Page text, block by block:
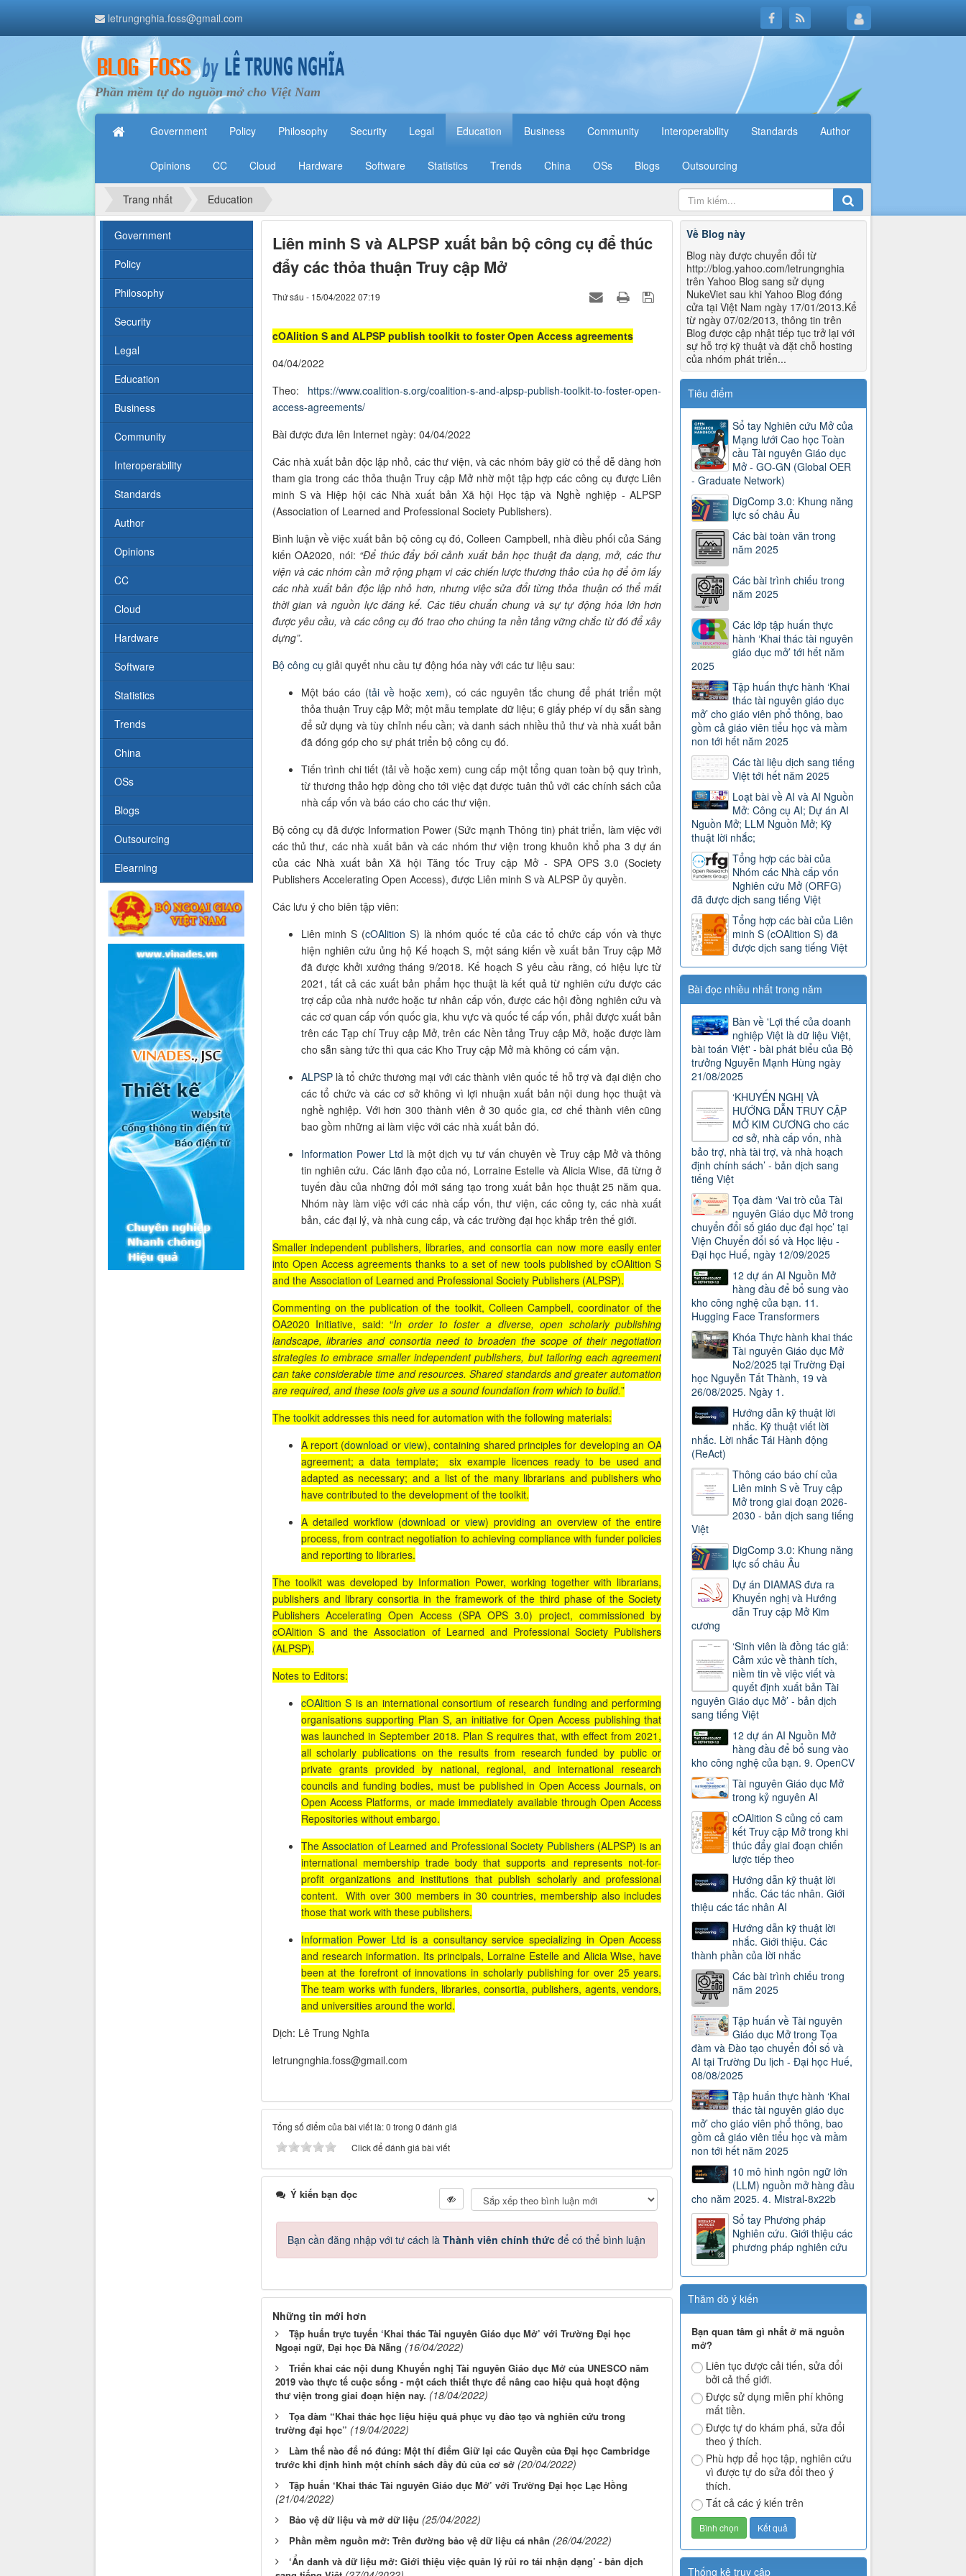
letrungnghia.foss@gmail.com
Phần mềm tự do nguồn mở cho Việt Nam
Government Policy Philosophy Security Legal Education Business Community Interoperability Standards Author
Opinions CC Cloud Hardware Software Statistics Trends China OSs Blogs Outsourcing
Trang nhất Education
Liên minh S và ALPSP xuất bản bộ công cụ để thúc
đẩy các thỏa thuận Truy cập Mở
Thứ sáu - 15/04/2022 07:19
cOAlition S and ALPSP publish toolkit to foster Open Access agreements
04/04/2022
Theo: https://www.coalition-s.org/coalition-s-and-alpsp-publish-toolkit-to-foster-open-
access-agreements/
Bài được đưa lên Internet ngày: 04/04/2022
Các nhà xuất bản độc lập nhỏ, các thư viện, và các nhóm bây giờ có thể dễ dàng hơn
tham gia trong các thỏa thuận Truy cập Mở nhờ một tập hợp các công cụ được Liên
minh S và Hiệp hội các Nhà xuất bản Xã hội Học tập và Nghề nghiệp - ALPSP
(Association of Learned and Professional Society Publishers).
Bình luận về việc xuất bản bộ công cụ đó, Colleen Campbell, nhà điều phối của Sáng
kiến OA2020, nói: “Để thúc đẩy bối cảnh xuất bản học thuật đa dạng, mở, các thư
viện và các nhóm cần mở rộng phạm vi các chiến lược thương thảo của họ để ôm lấy
các nhà xuất bản độc lập nhỏ hơn, nhưng việc sửa đổi từng thỏa thuận có thể mất
thời gian và nguồn lực đáng kể. Các tiêu chuẩn chung và sự tự động hóa lớn hơn
được yêu cầu, và các công cụ đó trao cho chúng ta nền tảng vững chắc từ đó đểxây
dựng”.
Bộ công cụ giải quyết nhu cầu tự động hóa này với các tư liệu sau:
Một báo cáo (tải vềhoặc xem), có các nguyên tắc chung để phát triển một
thỏa thuận Truy cập Mở; một mẫu template dữ liệu; 6 giấy phép ví dụ sẵn sàng
để sử dụng và tùy chỉnh nếu cần; và danh sách nhiều thủ thư và nhà xuất bản
đã đóng góp cho sự phát triển bộ công cụ đó.
Tiến trình chi tiết (tải về hoặc xem) cung cấp một tổng quan toàn bộ quy trình,
từ thương thảo hợp đồng cho tới việc đạt được tuân thủ với các chính sách của
nhà cấp vốn và báo cáo cho các thư viện.
Bộ công cụ đã được Information Power (Sức mạnh Thông tin) phát triển, làm việc với
các thủ thư, các nhà xuất bản và các nhóm thư viện trong khuôn khổ pha 3 dự án
của các Nhà xuất bản Xã hội Tăng tốc Truy cập Mở - SPA OPS 3.0 (Society
Publishers Accelerating Open Access), được Liên minh S và ALPSP ủy quyền.
Các lưu ý cho biên tập viên:
Liên minh S (cOAlition S) là nhóm quốc tế của các tổ chức cấp vốn và thực
hiện nghiên cứu ủng hộ Kế hoạch S, một sáng kiến về xuất bản Truy cập Mở
đã được khởi xướng tháng 9/2018. Kế hoạch S yêu cầu rằng, có hiệu lực từ
2021, tất cả các xuất bản phẩm học thuật là kết quả từ nghiên cứu được các
trợ cấp của nhà nước hoặc tư nhân cấp vốn, được các hội đồng nghiên cứu và
các cơ quan cấp vốn quốc gia, khu vực và quốc tế cấp vốn, phải được xuất bản
trên các Tạp chí Truy cập Mở, trên các Nền tảng Truy cập Mở, hoặc được làm
cho sẵn sàng tức thì qua các Kho Truy cập Mở mà không có cấm vận.
ALPSPlà tổ chức thương mại với các thành viên quốc tế hỗ trợ và đại diện cho
các tổ chức và các cơ sở không vì lợi nhuận xuất bản nội dung học thuật và
nghề nghiệp. Với hơn 300 thành viên ở 30 quốc gia, cơ chế thành viên cũng
bao gồm những ai làm việc với các nhà xuất bản đó.
Information Power Ltd là một dịch vụ tư vấn chuyên về Truy cập Mở và thông
tin nghiên cứu. Các lãnh đạo của nó, Lorraine Estelle và Alicia Wise, đã từng ở
tuyến đầu của những đổi mới sáng tạo trong xuất bản học thuật 25 năm qua.
Nhóm này làm việc với các nhà cấp vốn, thư viện, các công ty, các nhà xuất
bản, các đại lý, và nhà cung cấp, và các trường đại học khắp trên thế giới.
Smaller independent publishers, libraries, and consortia can now more easily enter
into Open Access agreements thanks to a set of new tools published by cOAlition S
and the Association of Learned and Professional Society Publishers (ALPSP).
Commenting on the publication of the toolkit, Colleen Campbell, coordinator of the
OA2020 Initiative, said: “In order to foster a diverse, open scholarly publishing
landscape, libraries and consortia need to broaden the scope of their negotiation
strategies to embrace smaller independent publishers, but tailoring each agreement
can take considerable time and resources. Shared standards and greater automation
are required, and these tools give us a sound foundation from which to build.”
The toolkitaddresses this need for automation with the following materials:
A report (download orview), containing shared principles for developing an OA
agreement; a data template; six example licences ready to be used and
adapted as necessary; and a list of the many librarians and publishers who
have contributed to the development of the toolkit.
A detailed workflow (download or view) providing an overview of the entire
process, from contract negotiation to achieving compliance with funder policies
and reporting to libraries.
The toolkit was developed by Information Power, working together with librarians,
publishers and library consortia in the framework of the third phase of the Society
Publishers Accelerating Open Access (SPA OPS 3.0) project, commissioned by
cOAlition S and the Association of Learned and Professional Society Publishers
(ALPSP).
Notes to Editors:
cOAlition S is an international consortium of research funding and performing
organisations supporting Plan S, an initiative for Open Access publishing that
was launched in September 2018. Plan S requires that, with effect from 2021,
all scholarly publications on the results from research funded by public or
private grants provided by national, regional, and international research
councils and funding bodies, must be published in Open Access Journals, on
Open Access Platforms, or made immediately available through Open Access
Repositories without embargo.
TheAssociation of Learned and Professional Society Publishers(ALPSP) is an
international membership trade body that supports and represents not-for-
profit organizations and institutions that publish scholarly and professional
content. With over 300 members in 30 countries, membership also includes
those that work with these publishers.
Information Power Ltd is a consultancy service specializing in Open Access
and research information. Its principals, Lorraine Estelle and Alicia Wise, have
been at the forefront of innovations in scholarly publishing for over 25 years.
The team works with funders, libraries, consortia, publishers, agents, vendors,
and universities around the world.
Dịch: Lê Trung Nghĩa
letrungnghia.foss@gmail.com
Tổng số điểm của bài viết là: 0 trong 0 đánh giá
Click để đánh giá bài viết
Ý kiến bạn đọc
Bạn cần đăng nhập với tư cách là Thành viên chính thứcđể có thể bình luận
Những tin mới hơn
Tập huấn trực tuyến ‘Khai thác Tài nguyên Giáo dục Mở’ với Trường Đại học
Ngoại ngữ, Đại học Đà Nẵng (16/04/2022)
Triển khai các nội dung Khuyến nghị Tài nguyên Giáo dục Mở của UNESCO năm
2019 vào thực tế cuộc sống - một cách thiết thực để nâng cao hiệu quả hoạt động
thư viện trong giai đoạn hiện nay. (18/04/2022)
Tọa đàm “Khai thác học liệu hiệu quả phục vụ đào tạo và nghiên cứu trong
trường đại học” (19/04/2022)
Làm thế nào để nó đúng: Một thí điểm Giữ lại các Quyền của Đại học Cambridge
trước khi định hình một chính sách đầy đủ của cơ sở (20/04/2022)
Tập huấn ‘Khai thác Tài nguyên Giáo dục Mở’ với Trường Đại học Lạc Hồng
(21/04/2022)
Bảo vệ dữ liệu và mở dữ liệu (25/04/2022)
Phần mềm nguồn mở: Trên đường bảo vệ dữ liệu cá nhân (26/04/2022)
‘Ẩn danh và dữ liệu mở: Giới thiệu việc quản lý rủi ro tái nhận dạng’ - bản dịch
Về Blog này
Blog này được chuyển đổi từ
http://blog.yahoo.com/letrungnghia
trên Yahoo Blog sang sử dụng
NukeViet sau khi Yahoo Blog đóng
cửa tại Việt Nam ngày 17/01/2013.Kể
từ ngày 07/02/2013, thông tin trên
Blog được cập nhật tiếp tục trở lại với
sự hỗ trợ kỹ thuật và đặt chỗ hosting
của nhóm phát triển...
Tiêu điểm
Sổ tay Nghiên cứu Mở của
Mạng lưới Cao học Toàn
cầu Tài nguyên Giáo dục
Mở - GO-GN (Global OER
- Graduate Network)
DigComp 3.0: Khung năng
lực số châu Âu
Các bài toàn văn trong
năm 2025
Các bài trình chiếu trong
năm 2025
Các lớp tập huấn thực
hành ‘Khai thác tài nguyên
giáo dục mở’ tới hết năm
2025
Tập huấn thực hành ‘Khai
thác tài nguyên giáo dục
mở’ cho giáo viên phổ thông, bao
gồm cả giáo viên tiểu học và mầm
non tới hết năm 2025
Các tài liệu dịch sang tiếng
Việt tới hết năm 2025
Loạt bài về AI và AI Nguồn
Mở: Công cụ AI; Dự án AI
Nguồn Mở; LLM Nguồn Mở; Kỹ
thuật lời nhắc;
Tổng hợp các bài của
Nhóm các Nhà cấp vốn
Nghiên cứu Mở (ORFG)
đã được dịch sang tiếng Việt
Tổng hợp các bài của Liên
minh S (cOAlition S) đã
được dịch sang tiếng Việt
Bài đọc nhiều nhất trong năm
Bàn về 'Lợi thế của doanh
nghiệp Việt là dữ liệu Việt,
bài toán Việt' - bài phát biểu của Bộ
trưởng Nguyễn Mạnh Hùng ngày
21/08/2025
‘KHUYẾN NGHỊ VÀ
HƯỚNG DẪN TRUY CẬP
MỞ KIM CƯƠNG cho các
cơ sở, nhà cấp vốn, nhà
bảo trợ, nhà tài trợ, và nhà hoạch
định chính sách’ - bản dịch sang
tiếng Việt
Tọa đàm ‘Vai trò của Tài
nguyên Giáo dục Mở trong
chuyển đổi số giáo dục đại học’ tại
Viện Chuyển đổi số và Học liệu -
Đại học Huế, ngày 12/09/2025
12 dự án AI Nguồn Mở
hàng đầu để bổ sung vào
kho công nghệ của bạn. 11.
Hugging Face Transformers
Khóa Thực hành khai thác
Tài nguyên Giáo dục Mở
No2/2025 tại Trường Đại
học Nguyễn Tất Thành, 19 và
26/08/2025. Ngày 1.
Hướng dẫn kỹ thuật lời
nhắc. Kỹ thuật viết lời
nhắc. Lời nhắc Tái Hành động
(ReAct)
Thông cáo báo chí của
Liên minh S về Truy cập
Mở trong giai đoạn 2026-
2030 - bản dịch sang tiếng
Việt
DigComp 3.0: Khung năng
lực số châu Âu
Dự án DIAMAS đưa ra
Khuyến nghị và Hướng
dẫn Truy cập Mở Kim
cương
‘Sinh viên là đồng tác giả:
Cảm xúc về thành tích,
niềm tin về việc viết và
quyết định xuất bản Tài
nguyên Giáo dục Mở’ - bản dịch
sang tiếng Việt
12 dự án AI Nguồn Mở
hàng đầu để bổ sung vào
kho công nghệ của bạn. 9. OpenCV
Tài nguyên Giáo dục Mở
trong kỷ nguyên AI
cOAlition S củng cố cam
kết Truy cập Mở trong khi
thúc đẩy giai đoạn chiến
lược tiếp theo
Hướng dẫn kỹ thuật lời
nhắc. Các tác nhân. Giới
thiệu các tác nhân AI
Hướng dẫn kỹ thuật lời
nhắc. Giới thiệu. Các
thành phần của lời nhắc
Các bài trình chiếu trong
năm 2025
Tập huấn về Tài nguyên
Giáo dục Mở trong Tọa
đàm và Đào tạo chuyển đổi số và
AI tại Trường Du lịch - Đại học Huế,
08/08/2025
Tập huấn thực hành ‘Khai
thác tài nguyên giáo dục
mở’ cho giáo viên phổ thông, bao
gồm cả giáo viên tiểu học và mầm
non tới hết năm 2025
10 mô hình ngôn ngữ lớn
(LLM) nguồn mở hàng đầu
cho năm 2025. 4. Mistral-8x22b
Sổ tay Phương pháp
Nghiên cứu. Giới thiệu các
phương pháp nghiên cứu
Thăm dò ý kiến
Bạn quan tâm gì nhất ở mã nguồn
mở?
Liên tục được cải tiến, sửa đổi
bởi cả thế giới.
Được sử dụng miễn phí không
mất tiền.
Được tự do khám phá, sửa đổi
theo ý thích.
Phù hợp để học tập, nghiên cứu
vì được tự do sửa đổi theo ý
thích.
Tất cả các ý kiến trên
Thống kê truy cập
Government
Policy
Philosophy
Security
Legal
Education
Business
Community
Interoperability
Standards
Author
Opinions
CC
Cloud
Hardware
Software
Statistics
Trends
China
OSs
Blogs
Outsourcing
Elearning